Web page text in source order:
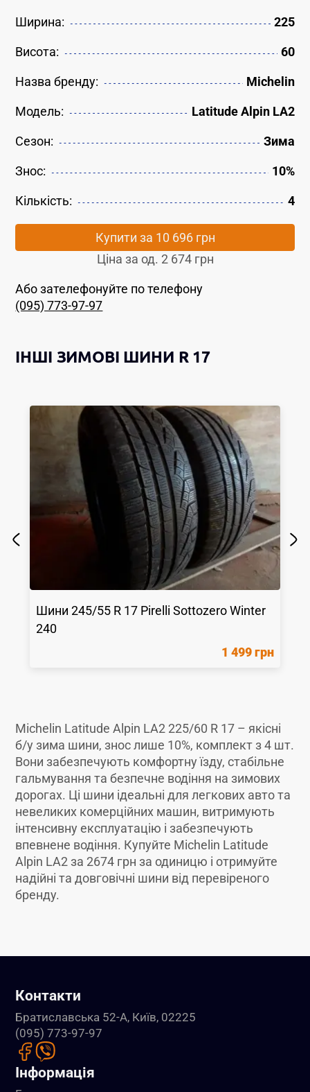
Ширина: 225
Висота: 60
Назва бренду: Michelin
Модель: Latitude Alpin LA2
Сезон: Зима
Знос: 10%
Кількість: 4
Купити за 10 696 грн
Ціна за од. 2 674 грн
Або зателефонуйте по телефону
(095) 773-97-97
ІНШІ ЗИМОВІ ШИНИ R 17
Шини245/55 R 17 Pirelli Sottozero Winter
240
1 499 грн
Michelin Latitude Alpin LA2 225/60 R 17 – якісні
б/у зима шини, знос лише 10%, комплект з 4 шт.
Вони забезпечують комфортну їзду, стабільне
гальмування та безпечне водіння на зимових
дорогах. Ці шини ідеальні для легкових авто та
невеликих комерційних машин, витримують
інтенсивну експлуатацію і забезпечують
впевнене водіння. Купуйте Michelin Latitude
Alpin LA2 за 2674 грн за одиницю і отримуйте
надійні та довговічні шини від перевіреного
бренду.
Контакти
Братиславська 52-А, Київ, 02225
(095) 773-97-97
Інформація